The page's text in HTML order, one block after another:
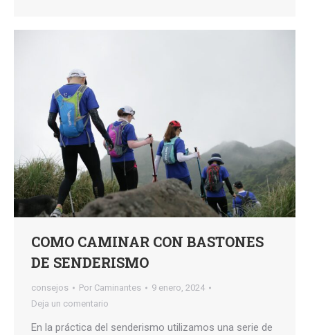
COMO CAMINAR CON BASTONES
DE SENDERISMO
consejos Por Caminantes
9 enero, 2024
Deja un comentario
En la práctica del senderismo utilizamos una serie de